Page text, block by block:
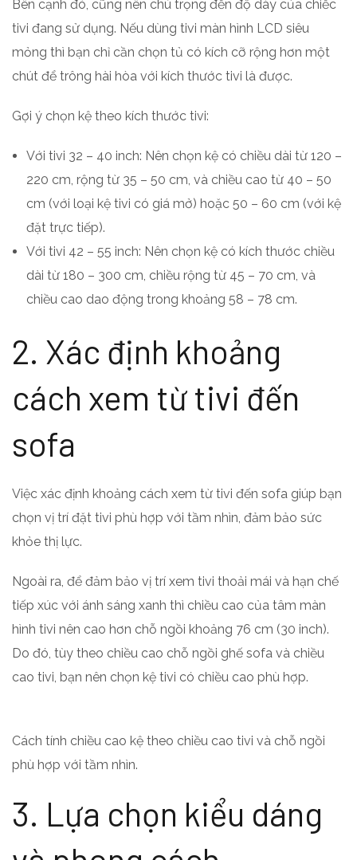
Bên cạnh đó, cũng nên chú trọng đến độ dày của chiếc
tivi đang sử dụng. Nếu dùng tivi màn hình LCD siêu
mỏng thì bạn chỉ cần chọn tủ có kích cỡ rộng hơn một
chút để trông hài hòa với kích thước tivi là được.
Gợi ý chọn kệ theo kích thước tivi:
Với tivi 32 – 40 inch: Nên chọn kệ có chiều dài từ 120 –
220 cm, rộng từ 35 – 50 cm, và chiều cao từ 40 – 50
cm (với loại kệ tivi có giá mở) hoặc 50 – 60 cm (với kệ
đặt trực tiếp).
Với tivi 42 – 55 inch: Nên chọn kệ có kích thước chiều
dài từ 180 – 300 cm, chiều rộng từ 45 – 70 cm, và
chiều cao dao động trong khoảng 58 – 78 cm.
2. Xác định khoảng
cách xem từ tivi đến
sofa
Việc xác định khoảng cách xem từ tivi đến sofa giúp bạn
chọn vị trí đặt tivi phù hợp với tầm nhìn, đảm bảo sức
khỏe thị lực.
Ngoài ra, để đảm bảo vị trí xem tivi thoải mái và hạn chế
tiếp xúc với ánh sáng xanh thì chiều cao của tâm màn
hình tivi nên cao hơn chỗ ngồi khoảng 76 cm (30 inch).
Do đó, tùy theo chiều cao chỗ ngồi ghế sofa và chiều
cao tivi, bạn nên chọn kệ tivi có chiều cao phù hợp.
Cách tính chiều cao kệ theo chiều cao tivi và chỗ ngồi
phù hợp với tầm nhìn.
3. Lựa chọn kiểu dáng